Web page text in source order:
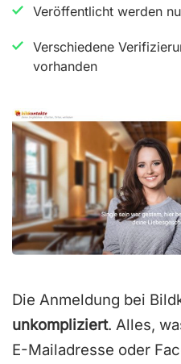
e
t
.
5
v
n
5
Veröffentlicht werden
Verschiedene
vorhanden
Die Anmeldung bei
unkompliziert. Alles,
E-Mailadresse oder